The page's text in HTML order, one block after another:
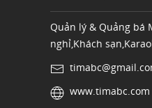
Quản lý & Quảng bá
nghỉ,Khách
www.timabc.com